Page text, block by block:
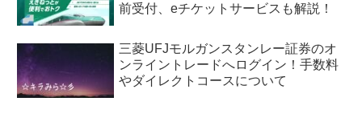
前受付、eチケットサービスも解説！
三菱UFJモルガンスタンレー証券のオ
ンライントレードへログイン！手数料
やダイレクトコースについて